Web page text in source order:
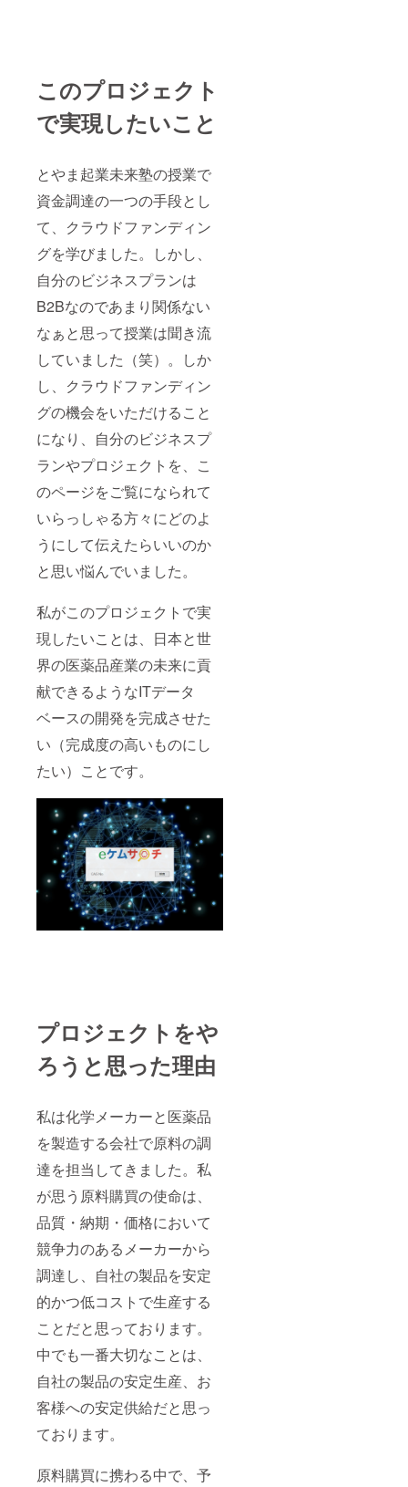
このプロジェクト
で実現したいこと
とやま起業未来塾の授業で
資金調達の一つの手段とし
て、クラウドファンディン
グを学びました。しかし、
自分のビジネスプランは
B2Bなのであまり関係ない
なぁと思って授業は聞き流
していました（笑）。しか
し、クラウドファンディン
グの機会をいただけること
になり、自分のビジネスプ
ランやプロジェクトを、こ
のページをご覧になられて
いらっしゃる方々にどのよ
うにして伝えたらいいのか
と思い悩んでいました。
私がこのプロジェクトで実
現したいことは、日本と世
界の医薬品産業の未来に貢
献できるようなITデータ
ベースの開発を完成させた
い（完成度の高いものにし
たい）ことです。
プロジェクトをや
ろうと思った理由
私は化学メーカーと医薬品
を製造する会社で原料の調
達を担当してきました。私
が思う原料購買の使命は、
品質・納期・価格において
競争力のあるメーカーから
調達し、自社の製品を安定
的かつ低コストで生産する
ことだと思っております。
中でも一番大切なことは、
自社の製品の安定生産、お
客様への安定供給だと思っ
ております。
原料購買に携わる中で、予